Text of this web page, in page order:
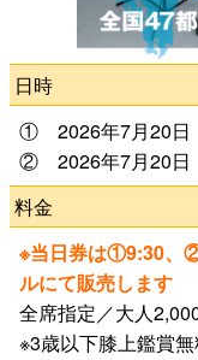
ア
ネ
日時
① 2026年7月20日
② 2026年7月20日
料金
※当日券は①9:30、
ルにて販売します
全席指定／大人
※3歳以下膝上鑑賞